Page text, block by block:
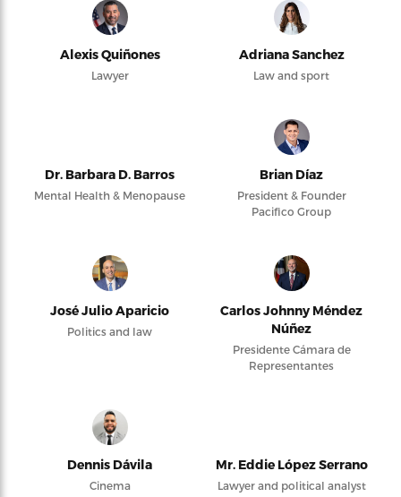
Alexis Quiñones
Lawyer
Adriana Sanchez
Law and sport
Dr. Barbara D. Barros
Mental Health & Menopause
Brian Díaz
President & Founder
Pacifico Group
José Julio Aparicio
Politics and law
Carlos Johnny Méndez
Núñez
Presidente Cámara de
Representantes
Dennis Dávila
Cinema
Mr. Eddie López Serrano
Lawyer and political analyst